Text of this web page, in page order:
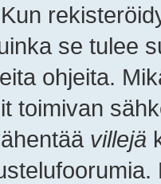
se tulee
ohjeita.
toimivan
villejä